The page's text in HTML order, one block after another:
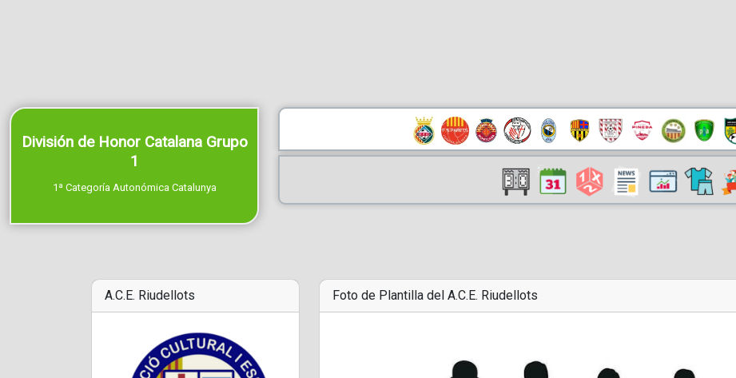
División de Honor Catalana Grupo
1
1ª Categoría Autonómica Catalunya
A.C.E. Riudellots Foto de Plantilla del A.C.E. Riudellots